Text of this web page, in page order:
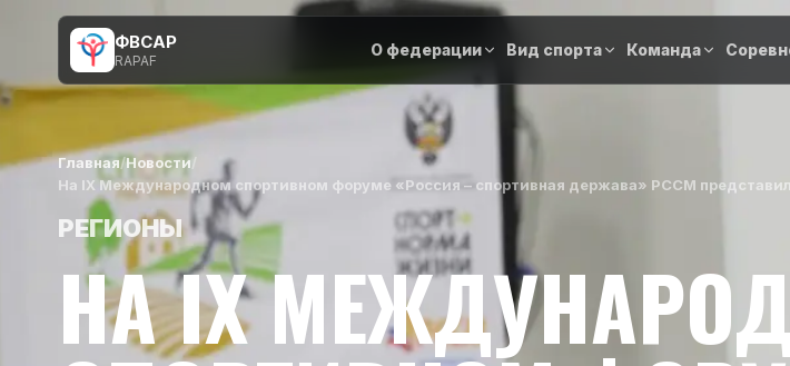
ФВСАР
RAPAF
О федерации Вид спорта Команда
Главная/Новости/
На IX Международном спортивном форуме «Россия – спортивная держава» РССМ
РЕГИОНЫ
НА IX